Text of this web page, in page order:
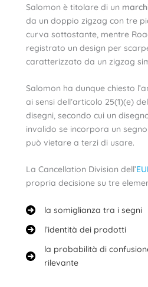
Salomon è titolare di un
da un doppio zigzag con tre
curva sottostante, mentre
registrato un design per
caratterizzato da un zigzag
Salomon ha dunque chiesto
ai sensi dell’articolo 25(1)(e)
disegni, secondo cui un
invalido se incorpora un
può vietare a terzi di usare.
La Cancellation Division dell’
propria decisione su tre
la somiglianza tra i segni
l’identità dei prodotti
la probabilità di
rilevante